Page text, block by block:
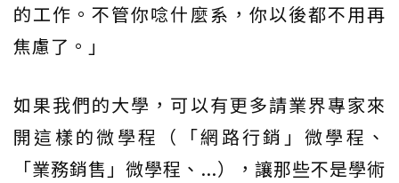
的工作。不管你唸什麼系，你以後都不用再
焦慮了。」
如果我們的大學，可以有更多請業界專家來
開這樣的微學程（「網路行銷」微學程、
「業務銷售」微學程、...），讓那些不是學術